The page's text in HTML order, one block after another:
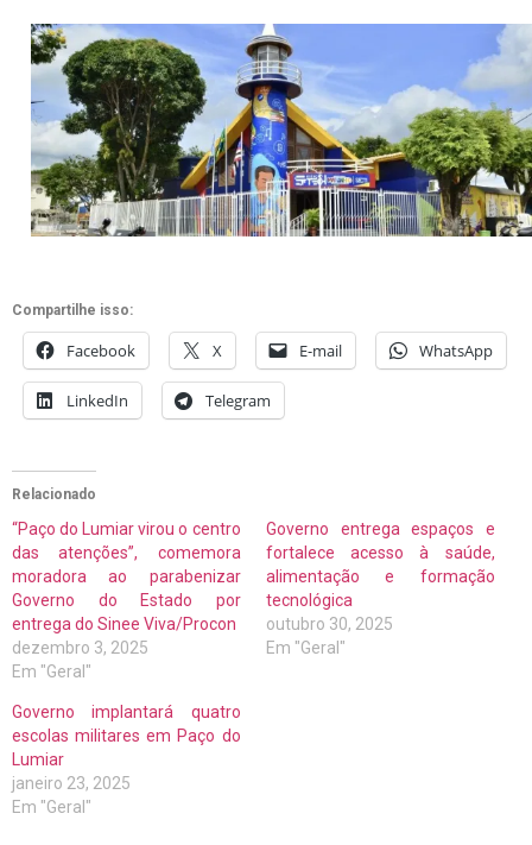
Compartilhe isso:
Facebook X E-mail WhatsApp
LinkedIn Telegram
Relacionado
“Paço do Lumiar virou o centro
das atenções”, comemora
moradora ao parabenizar
Governo do Estado por
entrega do Sinee Viva/Procon
dezembro 3, 2025
Em "Geral"
Governo entrega espaços e
fortalece acesso à saúde,
alimentação e formação
tecnológica
outubro 30, 2025
Em "Geral"
Governo implantará quatro
escolas militares em Paço do
Lumiar
janeiro 23, 2025
Em "Geral"